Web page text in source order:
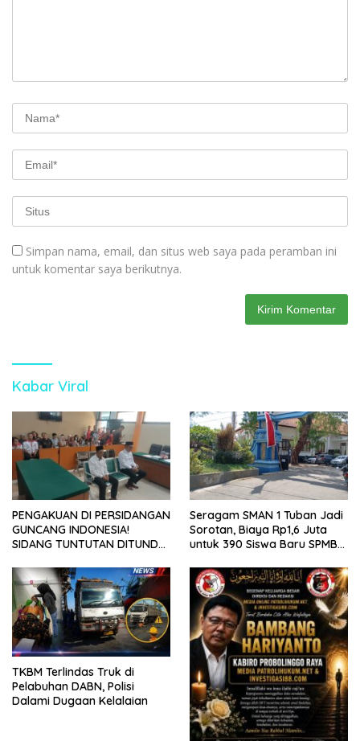
Simpan nama, email, dan situs web saya pada peramban ini
untuk komentar saya berikutnya.
Kabar Viral
PENGAKUAN DI PERSIDANGAN
GUNCANG INDONESIA!
SIDANG TUNTUTAN DITUNDA,
MENGAMUK DI PN MALANG
Seragam SMAN 1 Tuban Jadi
Sorotan, Biaya Rp1,6 Juta
untuk 390 Siswa Baru SPMB
TKBM Terlindas Truk di
Pelabuhan DABN, Polisi
Dalami Dugaan Kelalaian